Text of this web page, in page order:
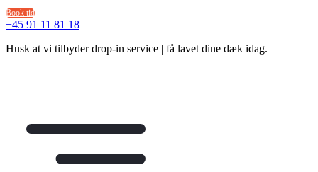
Videre
til
Book tid
+45 91 11 81 18
Husk at vi tilbyder drop-in service | få lavet dine dæk idag.